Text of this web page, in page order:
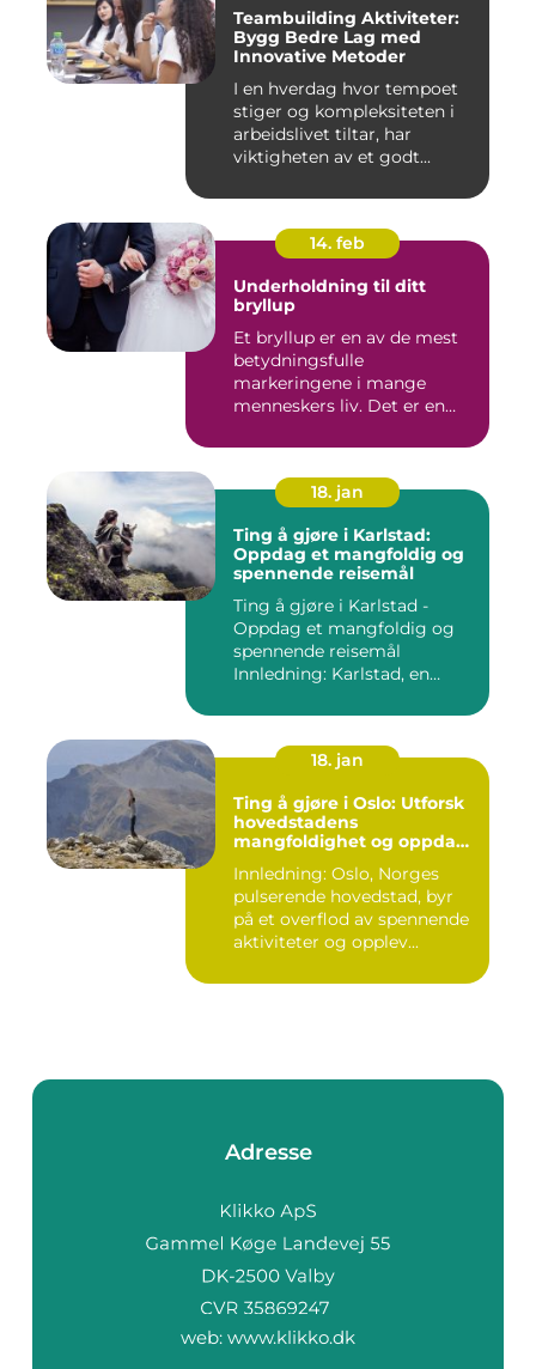
Teambuilding Aktiviteter:
Bygg Bedre Lag med
Innovative Metoder
I en hverdag hvor tempoet
stiger og kompleksiteten i
arbeidslivet tiltar, har
viktigheten av et godt...
14. feb
Underholdning til ditt
bryllup
Et bryllup er en av de mest
betydningsfulle
markeringene i mange
menneskers liv. Det er en
18. jan
Ting å gjøre i Karlstad:
Oppdag et mangfoldig og
spennende reisemål
Ting å gjøre i Karlstad -
Oppdag et mangfoldig og
spennende reisemål
Innledning: Karlstad, en
18. jan
Ting å gjøre i Oslo: Utforsk
hovedstadens
mangfoldighet og oppdag
Innledning: Oslo, Norges
pulserende hovedstad, byr
på et overflod av spennende
aktiviteter og opplev...
Adresse
web: www.klikko.dk